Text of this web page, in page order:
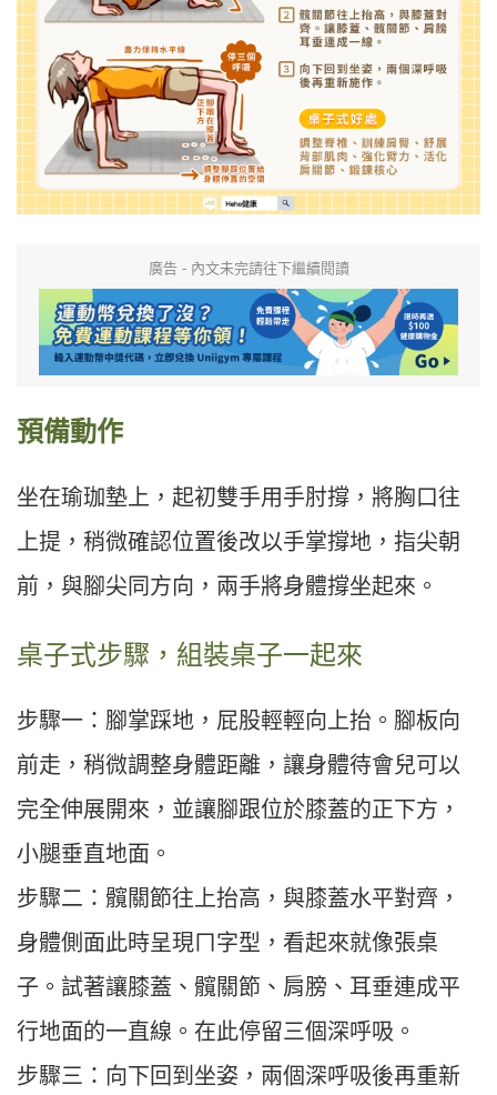
廣告 - 內文未完請往下繼續閱讀
預備動作
坐在瑜珈墊上，起初雙手用手肘撐，將胸口往
上提，稍微確認位置後改以手掌撐地，指尖朝
前，與腳尖同方向，兩手將身體撐坐起來。
桌子式步驟，組裝桌子一起來
步驟一：腳掌踩地，屁股輕輕向上抬。腳板向
前走，稍微調整身體距離，讓身體待會兒可以
完全伸展開來，並讓腳跟位於膝蓋的正下方，
小腿垂直地面。
步驟二：髖關節往上抬高，與膝蓋水平對齊，
身體側面此時呈現ㄇ字型，看起來就像張桌
子。試著讓膝蓋、髖關節、肩膀、耳垂連成平
行地面的一直線。在此停留三個深呼吸。
步驟三：向下回到坐姿，兩個深呼吸後再重新